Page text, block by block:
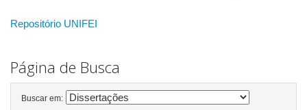
Repositório UNIFEI
Página de Busca
Buscar em: